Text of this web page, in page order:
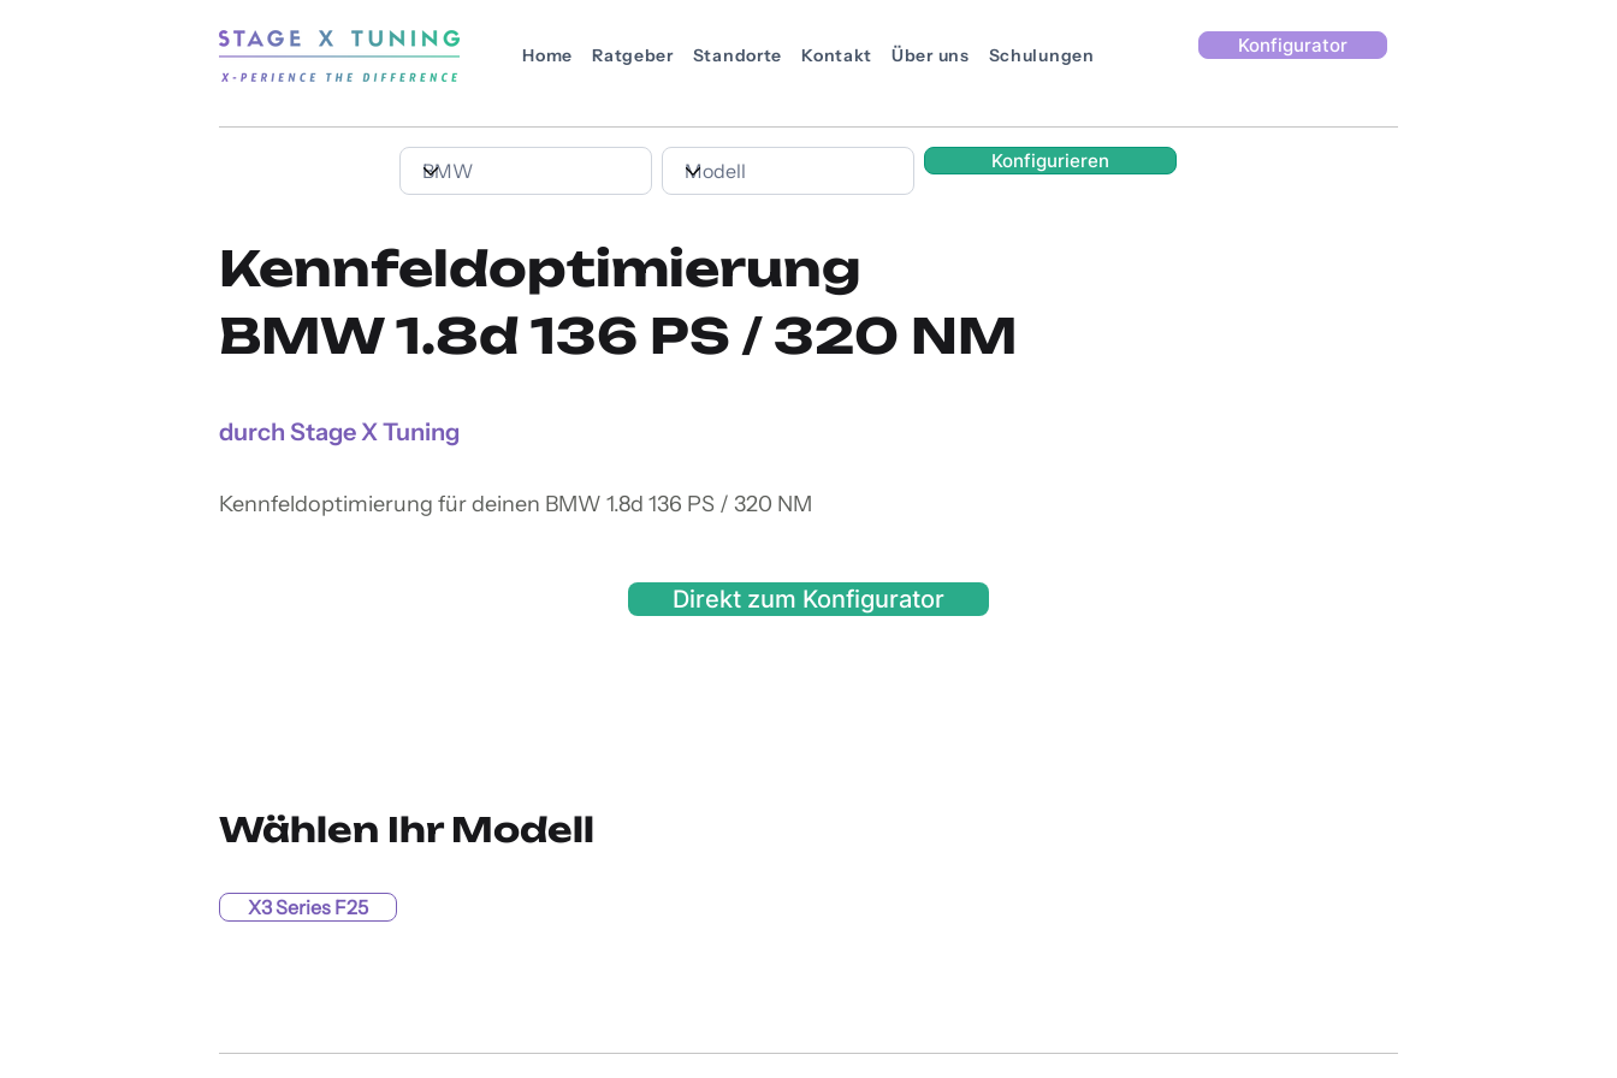
Home Ratgeber Standorte Kontakt Über uns Schulungen Konfigurator
Konfigurieren
Kennfeldoptimierung
BMW 1.8d 136 PS / 320 NM
durch Stage X Tuning
Kennfeldoptimierung für deinen BMW 1.8d 136 PS / 320 NM
Direkt zum Konfigurator
Wählen Ihr Modell
X3 Series F25